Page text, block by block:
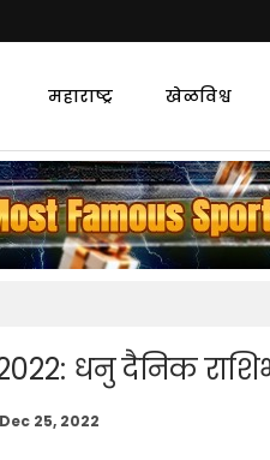
महाराष्ट्र खेळविश्व
धनु दैनिक
Dec 25, 2022